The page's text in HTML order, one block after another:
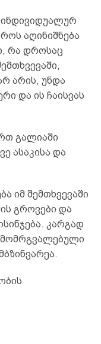
ინდივიდუალურ
აღინიშნება
რა დროსაც
არის, უნდა
და ის ჩაისვას
გალიაში
ასაკისა და
იმ შემთხვევაში
გროვები და
კარგად
მომრგვალებული